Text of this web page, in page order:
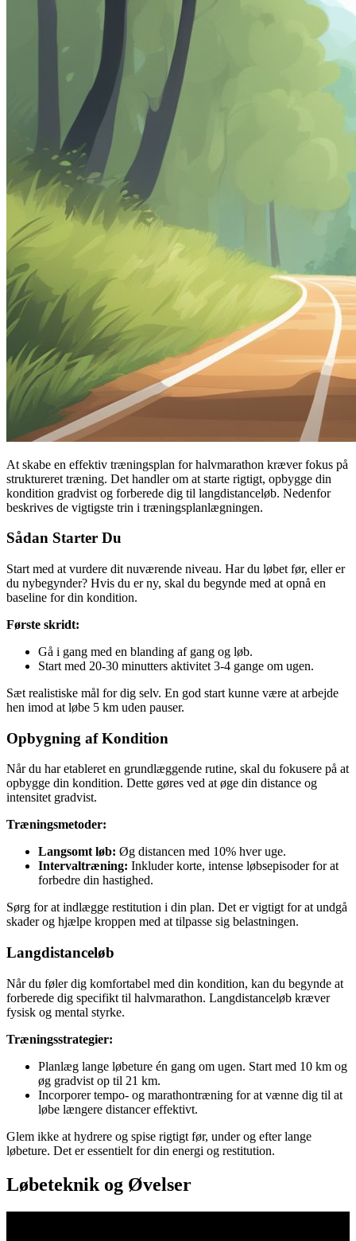
At skabe en effektiv træningsplan for halvmarathon kræver fokus på
struktureret træning. Det handler om at starte rigtigt, opbygge din
kondition gradvist og forberede dig til langdistanceløb. Nedenfor
beskrives de vigtigste trin i træningsplanlægningen.
Sådan Starter Du
Start med at vurdere dit nuværende niveau. Har du løbet før, eller er
du nybegynder? Hvis du er ny, skal du begynde med at opnå en
baseline for din kondition.
Første skridt:
Gå i gang med en blanding af gang og løb.
Start med 20-30 minutters aktivitet 3-4 gange om ugen.
Sæt realistiske mål for dig selv. En god start kunne være at arbejde
hen imod at løbe 5 km uden pauser.
Opbygning af Kondition
Når du har etableret en grundlæggende rutine, skal du fokusere på at
opbygge din kondition. Dette gøres ved at øge din distance og
intensitet gradvist.
Træningsmetoder:
Langsomt løb: Øg distancen med 10% hver uge.
Intervaltræning: Inkluder korte, intense løbsepisoder for at
forbedre din hastighed.
Sørg for at indlægge restitution i din plan. Det er vigtigt for at undgå
skader og hjælpe kroppen med at tilpasse sig belastningen.
Langdistanceløb
Når du føler dig komfortabel med din kondition, kan du begynde at
forberede dig specifikt til halvmarathon. Langdistanceløb kræver
fysisk og mental styrke.
Træningsstrategier:
Planlæg lange løbeture én gang om ugen. Start med 10 km og
øg gradvist op til 21 km.
Incorporer tempo- og marathontræning for at vænne dig til at
løbe længere distancer effektivt.
Glem ikke at hydrere og spise rigtigt før, under og efter lange
løbeture. Det er essentielt for din energi og restitution.
Løbeteknik og Øvelser